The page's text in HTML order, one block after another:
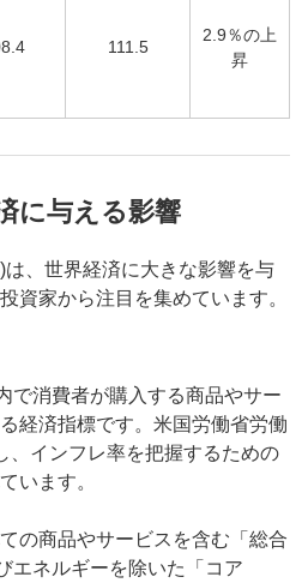
111.5
2.9％の上
昇
に与える影響
、世界経済に大きな影響を与
資家から注目を集めています。
で消費者が購入する商品やサー
経済指標です。米国労働省労働
、インフレ率を把握するための
います。
の商品やサービスを含む「総合
エネルギーを除いた「コア